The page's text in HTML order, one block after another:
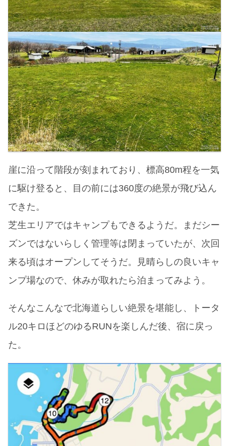
崖に沿って階段が刻まれており、標高80m程を一気
に駆け登ると、目の前には360度の絶景が飛び込ん
できた。
芝生エリアではキャンプもできるようだ。まだシー
ズンではないらしく管理等は閉まっていたが、次回
来る頃はオープンしてそうだ。見晴らしの良いキャ
ンプ場なので、休みが取れたら泊まってみよう。
そんなこんなで北海道らしい絶景を堪能し、トータ
ル20キロほどのゆるRUNを楽しんだ後、宿に戻っ
た。